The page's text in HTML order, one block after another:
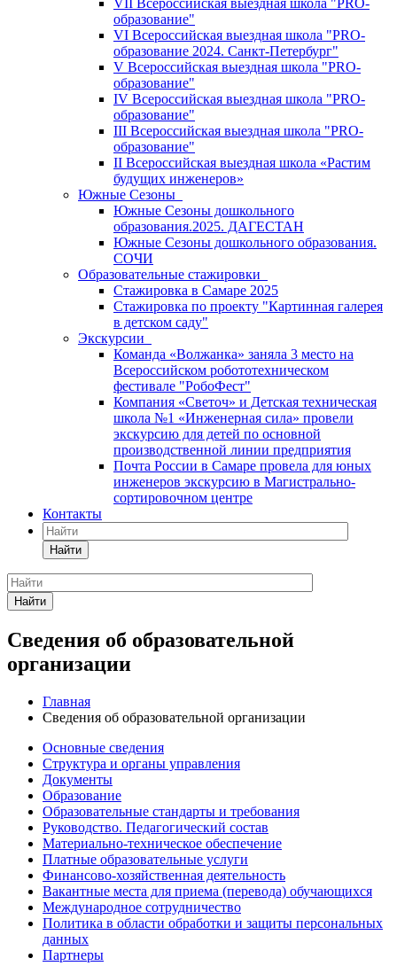
VII Всероссийская выездная школа "PRO-
образование"
VI Всероссийская выездная школа "PRO-
образование 2024. Санкт-Петербург"
V Всероссийская выездная школа "PRO-
образование"
IV Всероссийская выездная школа "PRO-
образование"
III Всероссийская выездная школа "PRO-
образование"
II Всероссийская выездная школа «Растим
будущих инженеров»
Южные Сезоны
Южные Сезоны дошкольного
образования.2025. ДАГЕСТАН
Южные Сезоны дошкольного образования.
СОЧИ
Образовательные стажировки
Стажировка в Самаре 2025
Стажировка по проекту "Картинная галерея
в детском саду"
Экскурсии
Команда «Волжанка» заняла 3 место на
Всероссийском робототехническом
фестивале "РобоФест"
Компания «Светоч» и Детская техническая
школа №1 «Инженерная сила» провели
экскурсию для детей по основной
производственной линии предприятия
Почта России в Самаре провела для юных
инженеров экскурсию в Магистрально-
сортировочном центре
Контакты
Найти
Найти
Сведения об образовательной
организации
Главная
Сведения об образовательной организации
Основные сведения
Структура и органы управления
Документы
Образование
Образовательные стандарты и требования
Руководство. Педагогический состав
Материально-техническое обеспечение
Платные образовательные услуги
Финансово-хозяйственная деятельность
Вакантные места для приема (перевода) обучающихся
Международное сотрудничество
Политика в области обработки и защиты персональных
данных
Партнеры